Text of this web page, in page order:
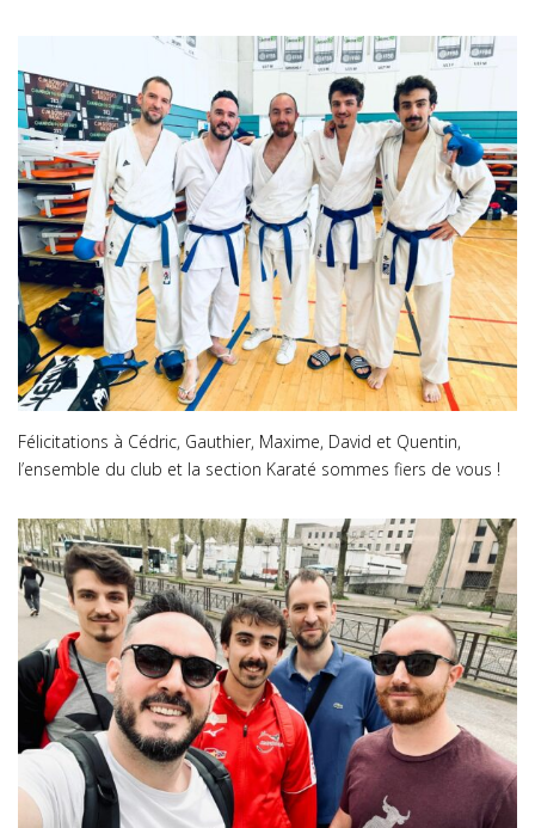
Félicitations à Cédric, Gauthier, Maxime, David et Quentin,
l’ensemble du club et la section Karaté sommes fiers de vous !